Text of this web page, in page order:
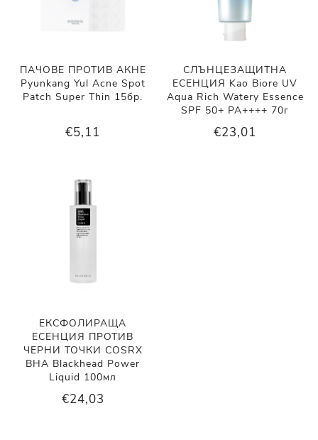
ПАЧОВЕ ПРОТИВ АКНЕ
Pyunkang Yul Acne Spot
Patch Super Thin 15бр.
€5,11
СЛЪНЦЕЗАЩИТНА
ЕСЕНЦИЯ Kao Biore UV
Aqua Rich Watery Essence
SPF 50+ PA++++ 70г
€23,01
ЕКСФОЛИРАЩА
ЕСЕНЦИЯ ПРОТИВ
ЧЕРНИ ТОЧКИ COSRX
BHA Blackhead Power
Liquid 100мл
€24,03